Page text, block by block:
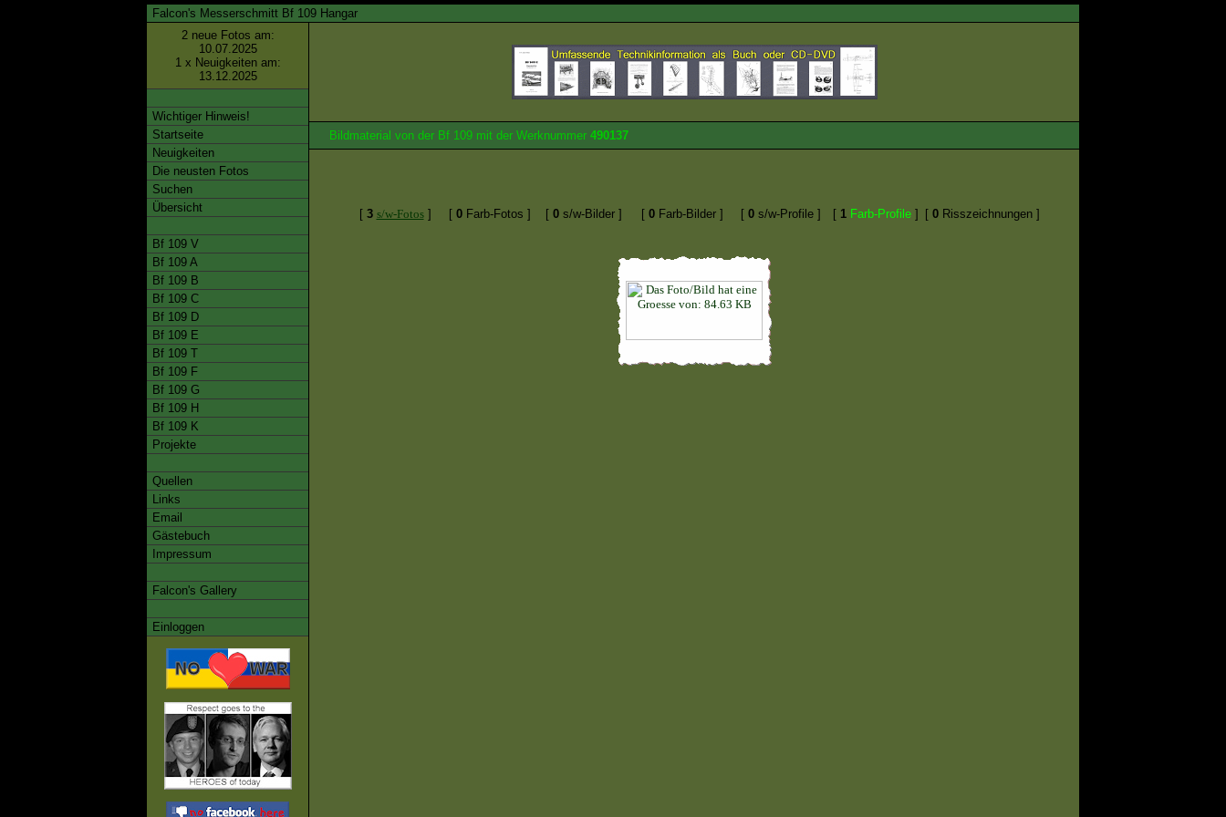
Falcon's Messerschmitt Bf 109 Hangar
2 neue Fotos am:
10.07.2025
1 x Neuigkeiten am:
13.12.2025
Wichtiger Hinweis!
Startseite
Neuigkeiten
Die neusten Fotos
Suchen
Übersicht
Bf 109 V
Bf 109 A
Bf 109 B
Bf 109 C
Bf 109 D
Bf 109 E
Bf 109 T
Bf 109 F
Bf 109 G
Bf 109 H
Bf 109 K
Projekte
Quellen
Links
Email
Gästebuch
Impressum
Falcon's Gallery
Einloggen
Bildmaterial von der Bf 109 mit der Werknummer 490137
[ 3 s/w-Fotos] [ 0 Farb-Fotos ] [ 0 s/w-Bilder ] [ 0 Farb-Bilder ] [ 0 s/w-Profile ] [ 1 Farb-Profile] [ 0 Risszeichnungen ]